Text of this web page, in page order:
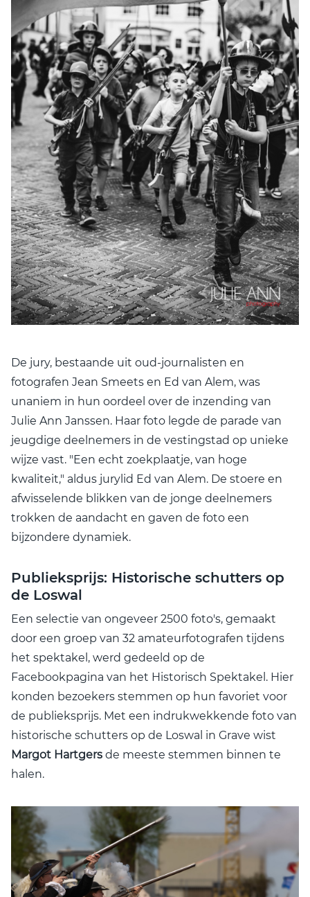
De jury, bestaande uit oud-journalisten en
fotografen Jean Smeets en Ed van Alem, was
unaniem in hun oordeel over de inzending van
Julie Ann Janssen. Haar foto legde de parade van
jeugdige deelnemers in de vestingstad op unieke
wijze vast. "Een echt zoekplaatje, van hoge
kwaliteit," aldus jurylid Ed van Alem. De stoere en
afwisselende blikken van de jonge deelnemers
trokken de aandacht en gaven de foto een
bijzondere dynamiek.
Publieksprijs: Historische schutters op
de Loswal
Een selectie van ongeveer 2500 foto's, gemaakt
door een groep van 32 amateurfotografen tijdens
het spektakel, werd gedeeld op de
Facebookpagina van het Historisch Spektakel. Hier
konden bezoekers stemmen op hun favoriet voor
de publieksprijs. Met een indrukwekkende foto van
historische schutters op de Loswal in Grave wist
Margot Hartgers de meeste stemmen binnen te
halen.